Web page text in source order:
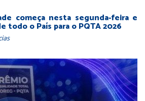
começa nesta segunda-feira e
todo o País para o PQTA 2026